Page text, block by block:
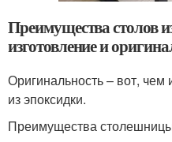
Преимущества столов
изготовление и
Оригинальность – вот, чем
из эпоксидки.
Преимущества столешницы